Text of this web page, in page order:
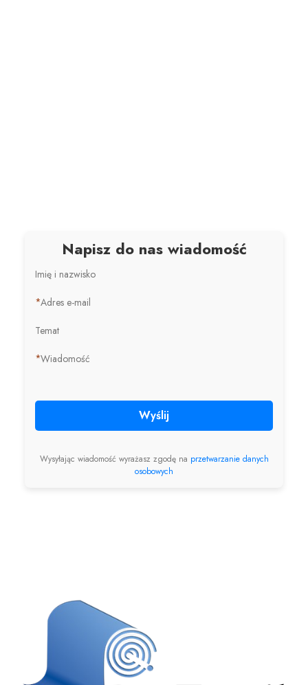
Napisz do nas wiadomość
Imię i nazwisko
*Adres e-mail
Temat
*Wiadomość
Wyślij
Wysyłając wiadomość wyrażasz zgodę na przetwarzanie danych
osobowych